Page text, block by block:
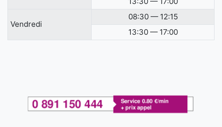
Vendredi
08:30 — 12:15
13:30 — 17:00